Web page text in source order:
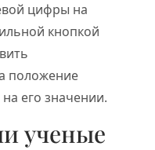
цифры на
кнопкой
положение
его значении.
ученые